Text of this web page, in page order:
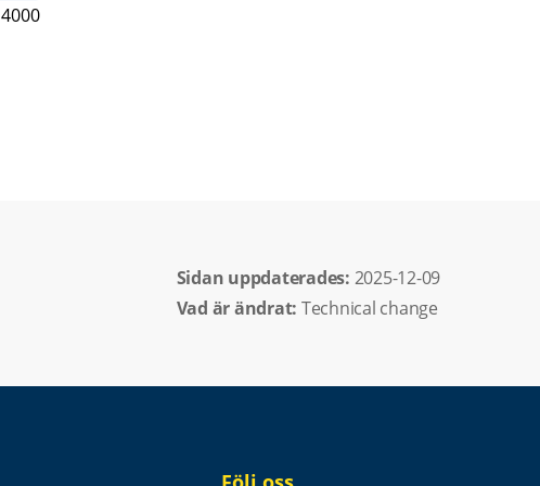
4000
Sidan uppdaterades: 2025-12-09
Vad är ändrat: Technical change